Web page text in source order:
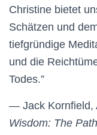
Christine bietet
Schätzen und
tiefgründige
und die
Todes.”
— Jack Kornfield,
Wisdom: The